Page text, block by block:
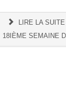
LIRE LA
18IÈME SEMAINE